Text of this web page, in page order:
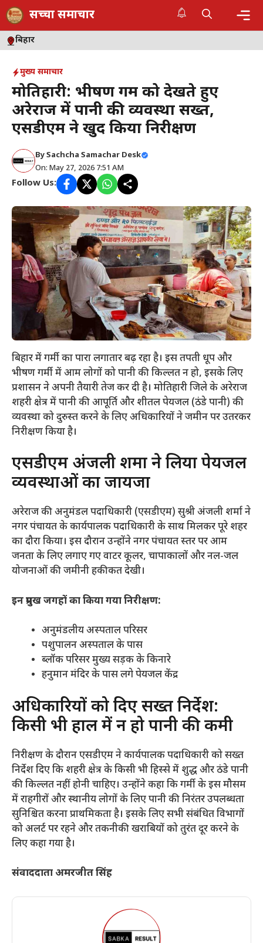
Skip
to
content
सच्चा समाचार
बिहार
मुख्य समाचार
मोतिहारी: भीषण गर्मी को देखते हुए
अरेराज में पानी की व्यवस्था सख्त,
एसडीएम ने खुद किया निरीक्षण
BySachcha Samachar Desk
On: May 27, 2026 7:51 AM
Follow Us:
​बिहार में गर्मी का पारा लगातार बढ़ रहा है। इस तपती धूप और
भीषण गर्मी में आम लोगों को पानी की किल्लत न हो, इसके लिए
प्रशासन ने अपनी तैयारी तेज कर दी है। मोतिहारी जिले के अरेराज
शहरी क्षेत्र में पानी की आपूर्ति और शीतल पेयजल (ठंडे पानी) की
व्यवस्था को दुरुस्त करने के लिए अधिकारियों ने जमीन पर उतरकर
निरीक्षण किया है।
​एसडीएम अंजली शर्मा ने लिया पेयजल
व्यवस्थाओं का जायजा
​अरेराज की अनुमंडल पदाधिकारी (एसडीएम) सुश्री अंजली शर्मा ने
नगर पंचायत के कार्यपालक पदाधिकारी के साथ मिलकर पूरे शहर
का दौरा किया। इस दौरान उन्होंने नगर पंचायत स्तर पर आम
जनता के लिए लगाए गए वाटर कूलर, चापाकालों और नल-जल
योजनाओं की जमीनी हकीकत देखी।
इन प्रमुख जगहों का किया गया निरीक्षण:
​अनुमंडलीय अस्पताल परिसर
​पशुपालन अस्पताल के पास
​ब्लॉक परिसर मुख्य सड़क के किनारे
​हनुमान मंदिर के पास लगे पेयजल केंद्र
​अधिकारियों को दिए सख्त निर्देश:
किसी भी हाल में न हो पानी की कमी
​निरीक्षण के दौरान एसडीएम ने कार्यपालक पदाधिकारी को सख्त
निर्देश दिए कि शहरी क्षेत्र के किसी भी हिस्से में शुद्ध और ठंडे पानी
की किल्लत नहीं होनी चाहिए। उन्होंने कहा कि गर्मी के इस मौसम
में राहगीरों और स्थानीय लोगों के लिए पानी की निरंतर उपलब्धता
सुनिश्चित करना प्राथमिकता है। इसके लिए सभी संबंधित विभागों
को अलर्ट पर रहने और तकनीकी खराबियों को तुरंत दूर करने के
लिए कहा गया है।
संवाददाता अमरजीत सिंह